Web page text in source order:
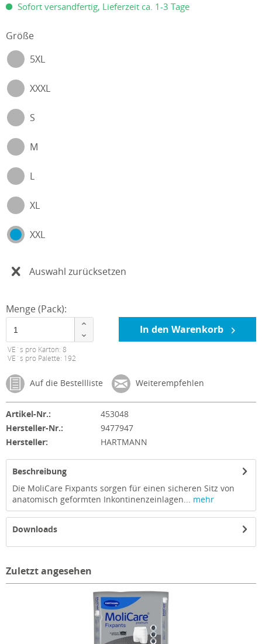
Sofort versandfertig, Lieferzeit ca. 1-3 Tage
Größe
5XL
XXXL
S
M
L
XL
XXL
Auswahl zurücksetzen
Menge (Pack):
VE´s pro Karton: 8
VE´s pro Palette: 192
In den Warenkorb
Auf die Bestellliste Weiterempfehlen
Artikel-Nr.:
453048
Hersteller-Nr.:
9477947
Hersteller:
HARTMANN
Beschreibung
Die MoliCare Fixpants sorgen für einen sicheren Sitz von
anatomisch geformten Inkontinenzeinlagen... mehr
Downloads
Zuletzt angesehen